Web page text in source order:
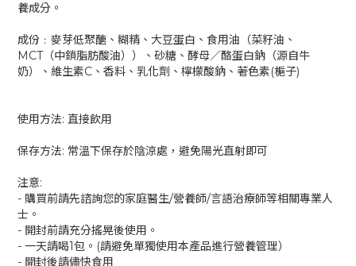
養成分。
成份﹕麥芽低聚醣、糊精、大豆蛋白、食用油（菜籽油、
MCT（中鎖脂肪酸油））、砂糖、酵母／酪蛋白鈉（源自牛
奶）、維生素C、香料、乳化劑、檸檬酸鈉、著色素(梔子)
使用方法: 直接飲用
保存方法: 常溫下保存於陰涼處，避免陽光直射即可
注意:
- 購買前請先諮詢您的家庭醫生/營養師/言語治療師等相關專業人
士。
- 開封前請充分搖晃後使用。
- 一天請喝1包。(請避免單獨使用本產品進行營養管理）
- 開封後請儘快食用